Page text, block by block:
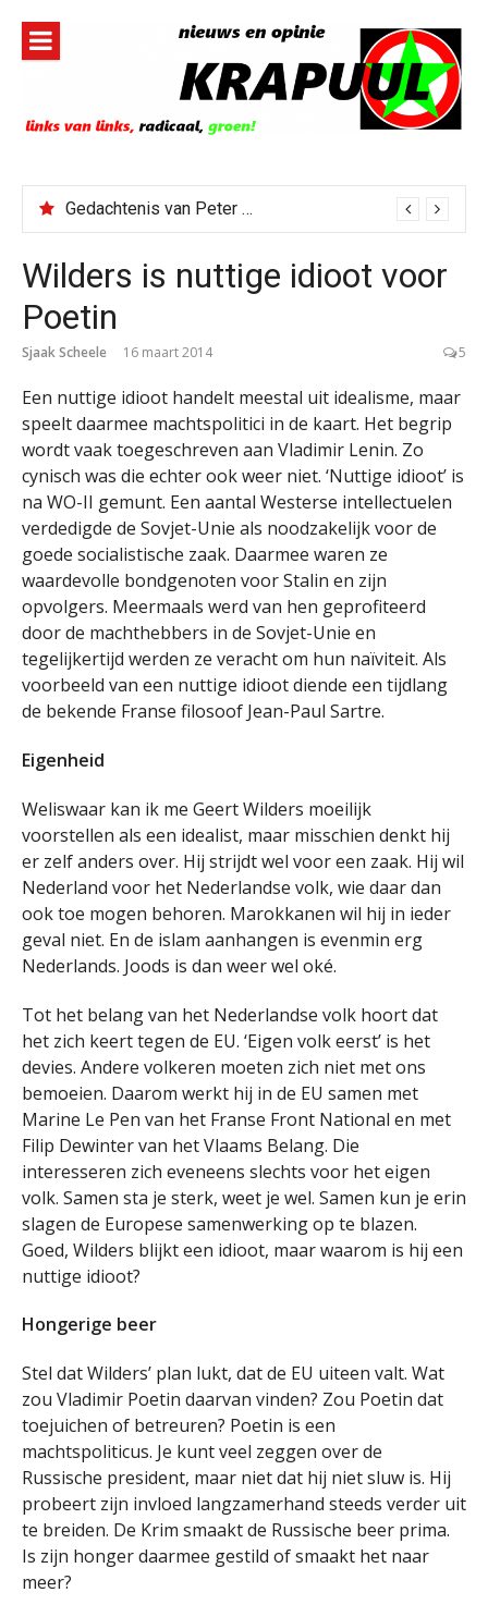
inhoud
Gedachtenis van Peter Faber
Wilders is nuttige idioot voor
Poetin
Sjaak Scheele 16 maart 2014 5
Een nuttige idioot handelt meestal uit idealisme, maar
speelt daarmee machtspolitici in de kaart. Het begrip
wordt vaak toegeschreven aan Vladimir Lenin. Zo
cynisch was die echter ook weer niet. ‘Nuttige idioot’ is
na WO-II gemunt. Een aantal Westerse intellectuelen
verdedigde de Sovjet-Unie als noodzakelijk voor de
goede socialistische zaak. Daarmee waren ze
waardevolle bondgenoten voor Stalin en zijn
opvolgers. Meermaals werd van hen geprofiteerd
door de machthebbers in de Sovjet-Unie en
tegelijkertijd werden ze veracht om hun naïviteit. Als
voorbeeld van een nuttige idioot diende een tijdlang
de bekende Franse filosoof Jean-Paul Sartre.
Eigenheid
Weliswaar kan ik me Geert Wilders moeilijk
voorstellen als een idealist, maar misschien denkt hij
er zelf anders over. Hij strijdt wel voor een zaak. Hij wil
Nederland voor het Nederlandse volk, wie daar dan
ook toe mogen behoren. Marokkanen wil hij in ieder
geval niet. En de islam aanhangen is evenmin erg
Nederlands. Joods is dan weer wel oké.
Tot het belang van het Nederlandse volk hoort dat
het zich keert tegen de EU. ‘Eigen volk eerst’ is het
devies. Andere volkeren moeten zich niet met ons
bemoeien. Daarom werkt hij in de EU samen met
Marine Le Pen van het Franse Front National en met
Filip Dewinter van het Vlaams Belang. Die
interesseren zich eveneens slechts voor het eigen
volk. Samen sta je sterk, weet je wel. Samen kun je erin
slagen de Europese samenwerking op te blazen.
Goed, Wilders blijkt een idioot, maar waarom is hij een
nuttige idioot?
Hongerige beer
Stel dat Wilders’ plan lukt, dat de EU uiteen valt. Wat
zou Vladimir Poetin daarvan vinden? Zou Poetin dat
toejuichen of betreuren? Poetin is een
machtspoliticus. Je kunt veel zeggen over de
Russische president, maar niet dat hij niet sluw is. Hij
probeert zijn invloed langzamerhand steeds verder uit
te breiden. De Krim smaakt de Russische beer prima.
Is zijn honger daarmee gestild of smaakt het naar
meer?